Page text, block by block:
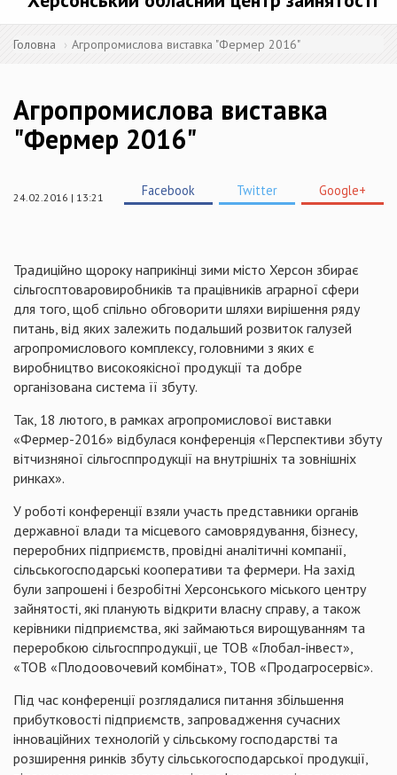
Головна Агропромислова виставка "Фермер 2016"
Агропромислова виставка
"Фермер 2016"
24.02.2016 | 13:21 Facebook Twitter Google+
Традиційно щороку наприкінці зими місто Херсон збирає
сільгосптоваровиробників та працівників аграрної сфери
для того, щоб спільно обговорити шляхи вирішення ряду
питань, від яких залежить подальший розвиток галузей
агропромислового комплексу, головними з яких є
виробництво високоякісної продукції та добре
організована система її збуту.
Так, 18 лютого, в рамках агропромислової виставки
«Фермер-2016» відбулася конференція «Перспективи збуту
вітчизняної сільгосппродукції на внутрішніх та зовнішніх
ринках».
У роботі конференції взяли участь представники органів
державної влади та місцевого самоврядування, бізнесу,
переробних підприємств, провідні аналітичні компанії,
сільськогосподарські кооперативи та фермери. На захід
були запрошені і безробітні Херсонського міського центру
зайнятості, які планують відкрити власну справу, а також
керівники підприємства, які займаються вирощуванням та
переробкою сільгосппродукції, це ТОВ «Глобал-інвест»,
«ТОВ «Плодоовочевий комбінат», ТОВ «Продагросервіс».
Під час конференції розглядалися питання збільшення
прибутковості підприємств, запровадження сучасних
інноваційних технологій у сільському господарстві та
розширення ринків збуту сільськогосподарської продукції,